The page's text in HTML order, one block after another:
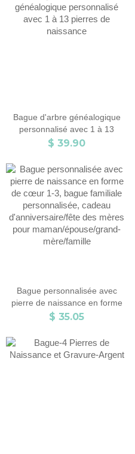
Bague d'arbre généalogique
personnalisé avec 1 à 13
pierres de naissance
$ 39.90
Bague personnalisée avec
pierre de naissance en forme
de cœur 1-3, bague familiale
d'anniversaire/fête des mères
pour maman/épouse/grand-
$ 35.05